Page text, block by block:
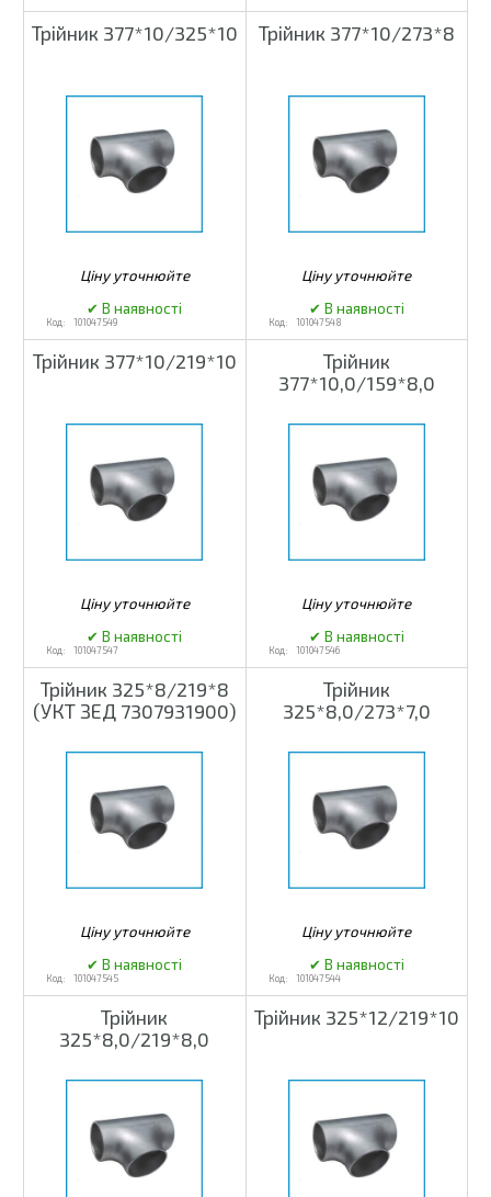
Трійник 377*10/325*10
101047549
Трійник 377*10/273*8
101047548
Трійник 377*10/219*10
101047547
Трійник
377*10,0/159*8,0
101047546
Трійник 325*8/219*8
(УКТ ЗЕД 7307931900)
101047545
Трійник
325*8,0/273*7,0
101047544
Трійник
325*8,0/219*8,0
Трійник 325*12/219*10